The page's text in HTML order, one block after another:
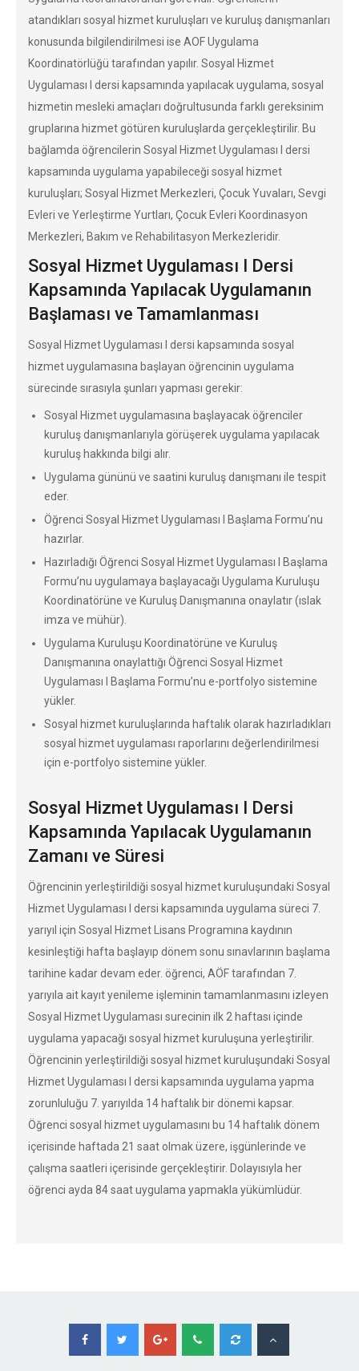
atandıkları sosyal hizmet kuruluşları ve kuruluş danışmanları
konusunda bilgilendirilmesi ise AOF Uygulama
Koordinatörlüğü tarafından yapılır. Sosyal Hizmet
Uygulaması I dersi kapsamında yapılacak uygulama, sosyal
hizmetin mesleki amaçları doğrultusunda farklı gereksinim
gruplarına hizmet götüren kuruluşlarda gerçekleştirilir. Bu
bağlamda öğrencilerin Sosyal Hizmet Uygulaması I dersi
kapsamında uygulama yapabileceği sosyal hizmet
kuruluşları; Sosyal Hizmet Merkezleri, Çocuk Yuvaları, Sevgi
Evleri ve Yerleştirme Yurtları, Çocuk Evleri Koordinasyon
Merkezleri, Bakım ve Rehabilitasyon Merkezleridir.
Sosyal Hizmet Uygulaması I Dersi
Kapsamında Yapılacak Uygulamanın
Başlaması ve Tamamlanması
Sosyal Hizmet Uygulaması I dersi kapsamında sosyal
hizmet uygulamasına başlayan öğrencinin uygulama
sürecinde sırasıyla şunları yapması gerekir:
Sosyal Hizmet uygulamasına başlayacak öğrenciler
kuruluş danışmanlarıyla görüşerek uygulama yapılacak
kuruluş hakkında bilgi alır.
Uygulama gününü ve saatini kuruluş danışmanı ile tespit
eder.
Öğrenci Sosyal Hizmet Uygulaması I Başlama Formu’nu
hazırlar.
Hazırladığı Öğrenci Sosyal Hizmet Uygulaması I Başlama
Formu’nu uygulamaya başlayacağı Uygulama Kuruluşu
Koordinatörüne ve Kuruluş Danışmanına onaylatır (ıslak
imza ve mühür).
Uygulama Kuruluşu Koordinatörüne ve Kuruluş
Danışmanına onaylattığı Öğrenci Sosyal Hizmet
Uygulaması I Başlama Formu’nu e-portfolyo sistemine
yükler.
Sosyal hizmet kuruluşlarında haftalık olarak hazırladıkları
sosyal hizmet uygulaması raporlarını değerlendirilmesi
için e-portfolyo sistemine yükler.
Sosyal Hizmet Uygulaması I Dersi
Kapsamında Yapılacak Uygulamanın
Zamanı ve Süresi
Öğrencinin yerleştirildiği sosyal hizmet kuruluşundaki Sosyal
Hizmet Uygulaması I dersi kapsamında uygulama süreci 7.
yarıyıl için Sosyal Hizmet Lisans Programına kaydının
kesinleştiği hafta başlayıp dönem sonu sınavlarının başlama
tarihine kadar devam eder. öğrenci, AÖF tarafından 7.
yarıyıla ait kayıt yenileme işleminin tamamlanmasını izleyen
Sosyal Hizmet Uygulaması surecinin ilk 2 haftası içinde
uygulama yapacağı sosyal hizmet kuruluşuna yerleştirilir.
Öğrencinin yerleştirildiği sosyal hizmet kuruluşundaki Sosyal
Hizmet Uygulaması I dersi kapsamında uygulama yapma
zorunluluğu 7. yarıyılda 14 haftalık bir dönemi kapsar.
Öğrenci sosyal hizmet uygulamasını bu 14 haftalık dönem
içerisinde haftada 21 saat olmak üzere, işgünlerinde ve
çalışma saatleri içerisinde gerçekleştirir. Dolayısıyla her
öğrenci ayda 84 saat uygulama yapmakla yükümlüdür.